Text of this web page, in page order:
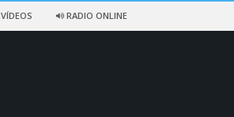
VÍDEOS RADIO ONLINE